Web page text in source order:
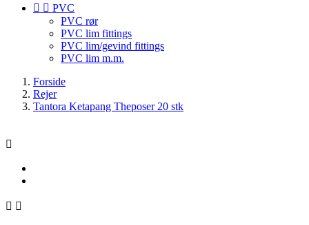
  PVC
PVC rør
PVC lim fittings
PVC lim/gevind fittings
PVC lim m.m.
Forside
Rejer
Tantora Ketapang Theposer 20 stk

 